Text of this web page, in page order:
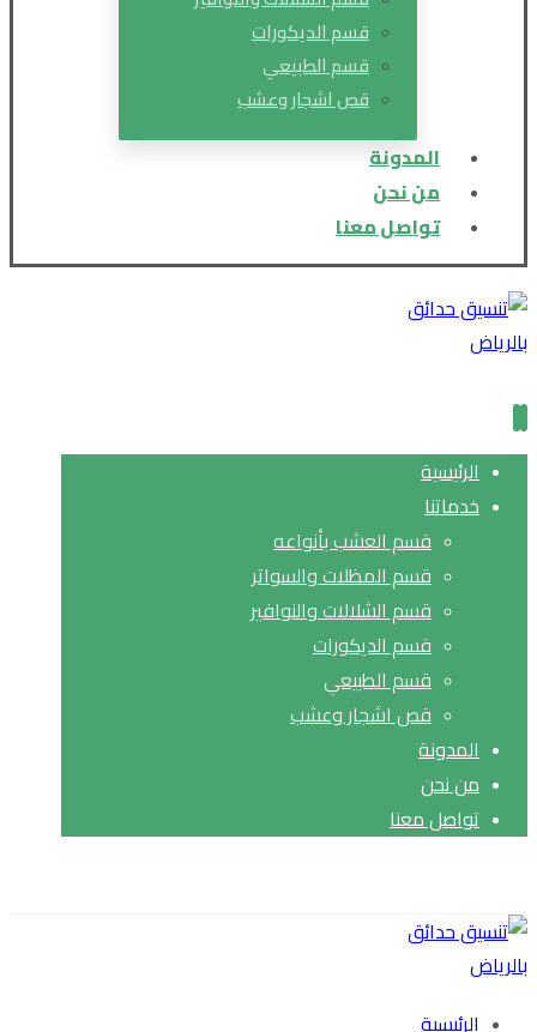
قسم الديكورات
قسم الطبيعي
قص اشجار وعشب
المدونة
من نحن
تواصل معنا
الرئيسية
خدماتنا
قسم العشب بأنواعه
قسم المظلات والسواتر
قسم الشلالات والنوافير
قسم الديكورات
قسم الطبيعي
قص اشجار وعشب
المدونة
من نحن
تواصل معنا
الرئيسية